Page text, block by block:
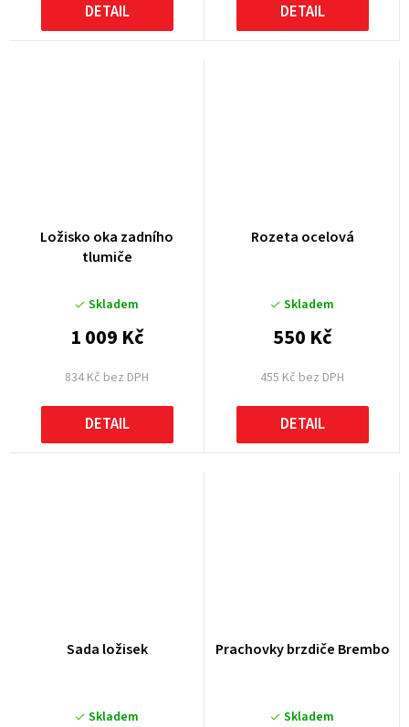
DETAIL DETAIL
Ložisko oka zadního
tlumiče
Skladem
834 Kč bez DPH
1 009 Kč
DETAIL
Rozeta ocelová
Skladem
455 Kč bez DPH
550 Kč
DETAIL
Sada ložisek
Skladem
Prachovky brzdiče Brembo
Skladem